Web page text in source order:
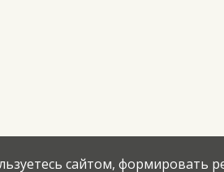
сайтом, формировать